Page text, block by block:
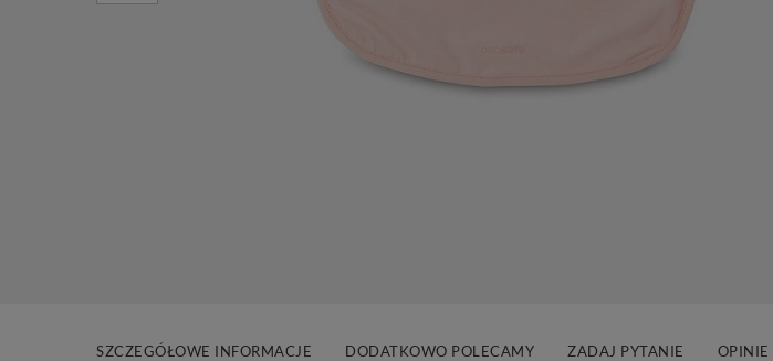
SZCZEGÓŁOWE INFORMACJE DODATKOWO POLECAMY ZADAJ PYTANIE OPINIE